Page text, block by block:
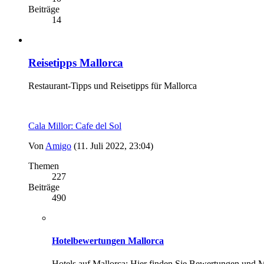
Beiträge
14
Reisetipps Mallorca
Restaurant-Tipps und Reisetipps für Mallorca
Cala Millor: Cafe del Sol
Von Amigo (11. Juli 2022, 23:04)
Themen
227
Beiträge
490
Hotelbewertungen Mallorca